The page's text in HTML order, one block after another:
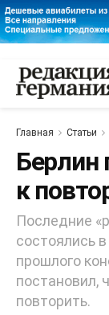
Главная Статьи
Берлин
к
Последние
состоялись
прошлого
постановил,
повторить.